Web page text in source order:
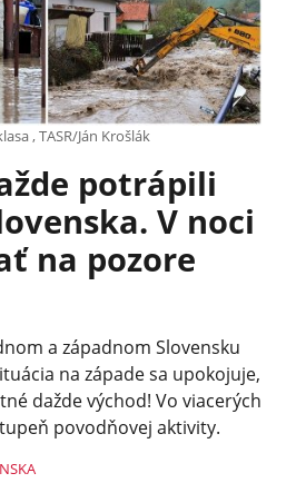
, TASR/Ján Krošlák
potrápili
V noci
na pozore
a západnom Slovensku
na západe sa upokojuje,
dažde východ! Vo viacerých
povodňovej aktivity.